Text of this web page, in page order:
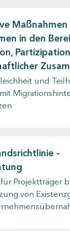
Maßnahmen
in den
und
-
Projektträger
von